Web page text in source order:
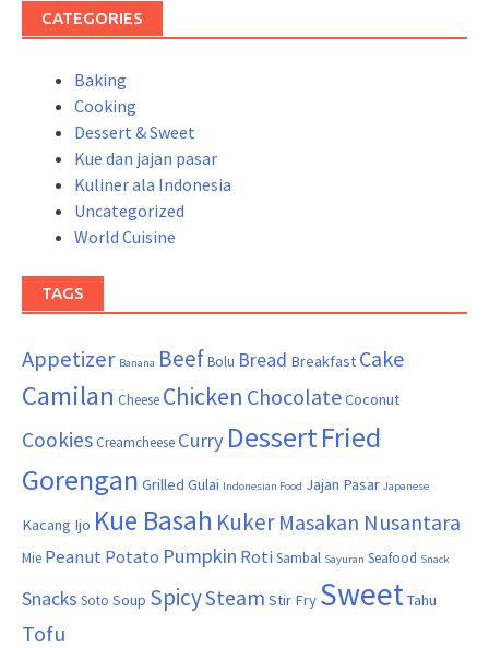
CATEGORIES
Baking
Cooking
Dessert & Sweet
Kue dan jajan pasar
Kuliner ala Indonesia
Uncategorized
World Cuisine
TAGS
Appetizer Banana BeefBolu Bread Breakfast Cake
Camilan Cheese Chicken ChocolateCoconut
Cookies Creamcheese Curry DessertFried
Gorengan Grilled Gulai Indonesian Food Jajan Pasar Japanese
Kacang Ijo Kue Basah Kuker Masakan Nusantara
Mie Peanut Potato Pumpkin Roti Sambal Sayuran Seafood Snack
Snacks Soto Soup SpicySteam Stir Fry SweetTahu
Tofu